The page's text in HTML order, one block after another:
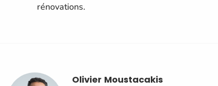
rénovations.
Olivier Moustacakis